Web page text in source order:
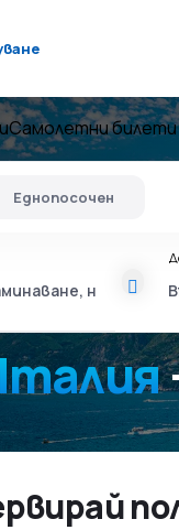
Самолетни
Еднопосочен